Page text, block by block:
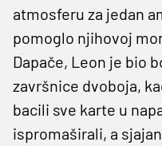
atmosferu za jedan
pomoglo njihovoj
Dapače, Leon je bio
završnice dvoboja,
bacili sve karte u
ispromaširali, a